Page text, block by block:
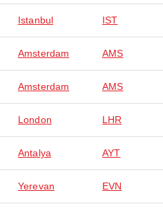
Istanbul IST
Amsterdam AMS
Amsterdam AMS
London LHR
Antalya AYT
Yerevan EVN